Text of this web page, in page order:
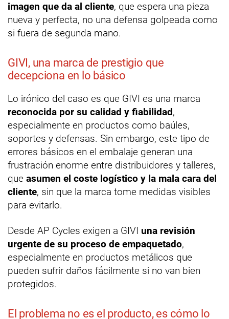
imagen que da al cliente, que espera una pieza
nueva y perfecta, no una defensa golpeada como
si fuera de segunda mano.
GIVI, una marca de prestigio que
decepciona en lo básico
Lo irónico del caso es que GIVI es una marca
reconocida por su calidad y fiabilidad,
especialmente en productos como baúles,
soportes y defensas. Sin embargo, este tipo de
errores básicos en el embalaje generan una
frustración enorme entre distribuidores y talleres,
que asumen el coste logístico y la mala cara del
cliente, sin que la marca tome medidas visibles
para evitarlo.
Desde AP Cycles exigen a GIVI una revisión
urgente de su proceso de empaquetado,
especialmente en productos metálicos que
pueden sufrir daños fácilmente si no van bien
protegidos.
El problema no es el producto, es cómo lo